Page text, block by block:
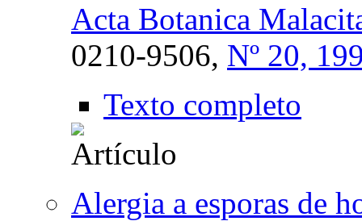
Acta Botanica
0210-9506, Nº 20,
Texto completo
Alergia a esporas de